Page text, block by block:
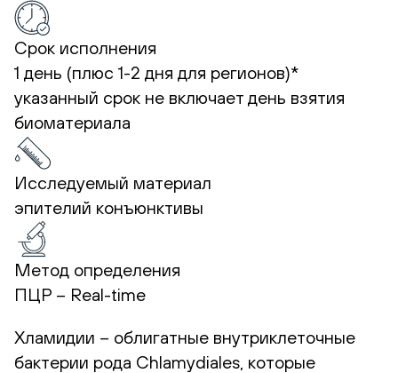
Срок исполнения
1 день (плюс 1-2 дня для регионов)*
указанный срок не включает день взятия
биоматериала
Исследуемый материал
эпителий конъюнктивы
Метод определения
ПЦР – Real-time
Хламидии – облигатные внутриклеточные
бактерии рода Chlamydiales, которые